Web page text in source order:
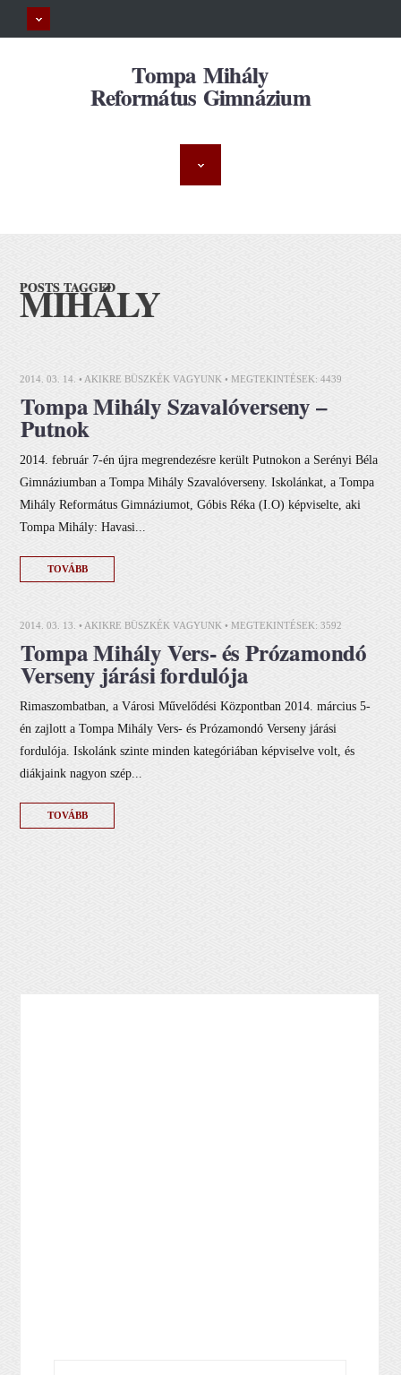
Tompa Mihály
Református Gimnázium
POSTS TAGGED
MIHÁLY
2014. 03. 14. • AKIKRE BÜSZKÉK VAGYUNK • MEGTEKINTÉSEK: 4439
Tompa Mihály Szavalóverseny –
Putnok
2014. február 7-én újra megrendezésre került Putnokon a Serényi Béla
Gimnáziumban a Tompa Mihály Szavalóverseny. Iskolánkat, a Tompa
Mihály Református Gimnáziumot, Góbis Réka (I.O) képviselte, aki
Tompa Mihály: Havasi...
TOVÁBB
2014. 03. 13. • AKIKRE BÜSZKÉK VAGYUNK • MEGTEKINTÉSEK: 3592
Tompa Mihály Vers- és Prózamondó
Verseny járási fordulója
Rimaszombatban, a Városi Művelődési Központban 2014. március 5-
én zajlott a Tompa Mihály Vers- és Prózamondó Verseny járási
fordulója. Iskolánk szinte minden kategóriában képviselve volt, és
diákjaink nagyon szép...
TOVÁBB